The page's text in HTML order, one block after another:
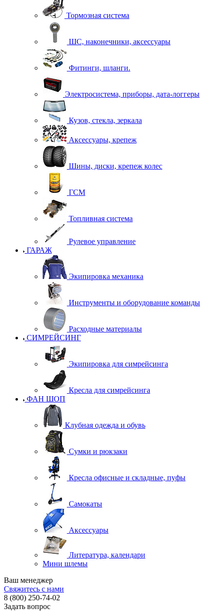
Тормозная система
ШС, наконечники, аксессуары
Фитинги, шланги.
Электросистема, приборы, дата-логгеры
Кузов, стекла, зеркала
Аксессуары, крепеж
Шины, диски, крепеж колес
ГСМ
Топливная система
Рулевое управление
ГАРАЖ
Экипировка механика
Инструменты и оборудование команды
Расходные материалы
СИМРЕЙСИНГ
Экипировка для симрейсинга
Кресла для симрейсинга
ФАН ШОП
Клубная одежда и обувь
Сумки и рюкзаки
Кресла офисные и складные, пуфы
Самокаты
Аксессуары
Литература, календари
Мини шлемы
Ваш менеджер
Свяжитесь с нами
8 (800) 250-74-02
Задать вопрос